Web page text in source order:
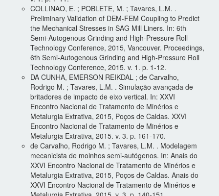
COLLINAO, E. ; POBLETE, M. ; Tavares, L.M. .
Preliminary Validation of DEM-FEM Coupling to Predict
the Mechanical Stresses in SAG Mill Liners. In: 6th
Semi-Autogenous Grinding and High-Pressure Roll
Technology Conference, 2015, Vancouver. Proceedings,
6th Semi-Autogenous Grinding and High-Pressure Roll
Technology Conference, 2015. v. 1. p. 1-12.
DA CUNHA, EMERSON REIKDAL ; de Carvalho,
Rodrigo M. ; Tavares, L.M. . Simulação avançada de
britadores de impacto de eixo vertical. In: XXVI
Encontro Nacional de Tratamento de Minérios e
Metalurgia Extrativa, 2015, Poços de Caldas. XXVI
Encontro Nacional de Tratamento de Minérios e
Metalurgia Extrativa, 2015. v. 3. p. 161-170.
de Carvalho, Rodrigo M. ; Tavares, L.M. . Modelagem
mecanicista de moinhos semi-autógenos. In: Anais do
XXVI Encontro Nacional de Tratamento de Minérios e
Metalurgia Extrativa, 2015, Poços de Caldas. Anais do
XXVI Encontro Nacional de Tratamento de Minérios e